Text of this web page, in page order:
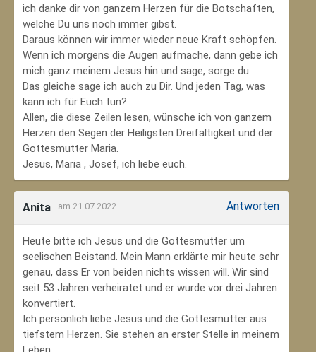
ich danke dir von ganzem Herzen für die Botschaften,
welche Du uns noch immer gibst.
Daraus können wir immer wieder neue Kraft schöpfen.
Wenn ich morgens die Augen aufmache, dann gebe ich
mich ganz meinem Jesus hin und sage, sorge du.
Das gleiche sage ich auch zu Dir. Und jeden Tag, was
kann ich für Euch tun?
Allen, die diese Zeilen lesen, wünsche ich von ganzem
Herzen den Segen der Heiligsten Dreifaltigkeit und der
Gottesmutter Maria.
Jesus, Maria , Josef, ich liebe euch.
Anita am 21.07.2022 Antworten
Heute bitte ich Jesus und die Gottesmutter um
seelischen Beistand. Mein Mann erklärte mir heute sehr
genau, dass Er von beiden nichts wissen will. Wir sind
seit 53 Jahren verheiratet und er wurde vor drei Jahren
konvertiert.
Ich persönlich liebe Jesus und die Gottesmutter aus
tiefstem Herzen. Sie stehen an erster Stelle in meinem